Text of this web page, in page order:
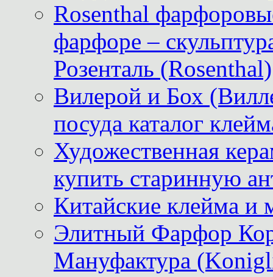
Rosenthal
фарфоре –
Розенталь (Rosenthal)
Вилерой и Бох
посуда каталог
Художественная
купить старинную
Китайские клейма и
Элитный Фарфор
Мануфактура